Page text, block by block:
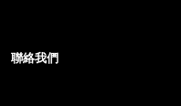
聯絡我們